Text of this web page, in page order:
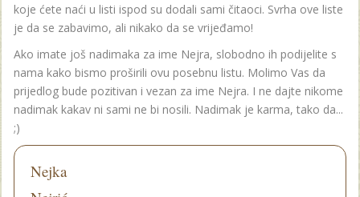
koje ćete naći u listi ispod su dodali sami čitaoci. Svrha ove liste
je da se zabavimo, ali nikako da se vrijeđamo!
Ako imate još nadimaka za ime Nejra, slobodno ih podijelite s
nama kako bismo proširili ovu posebnu listu. Molimo Vas da
prijedlog bude pozitivan i vezan za ime Nejra. I ne dajte nikome
nadimak kakav ni sami ne bi nosili. Nadimak je karma, tako da...
;)
Nejka